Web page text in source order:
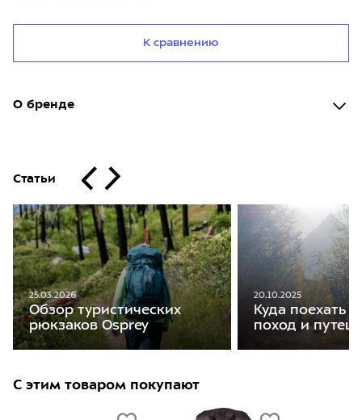
К сравнению
О бренде
Статьи
25.03.2026
Обзор туристических
рюкзаков Osprey
20.10.2025
Куда поехать
поход и
С этим товаром покупают